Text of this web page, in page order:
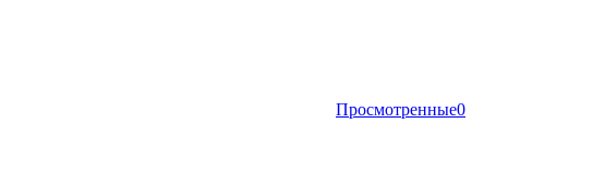
Просмотренные0